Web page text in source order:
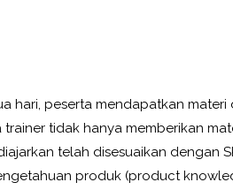
hari, peserta mendapatkan materi
tidak hanya memberikan
telah disesuaikan dengan
produk (product